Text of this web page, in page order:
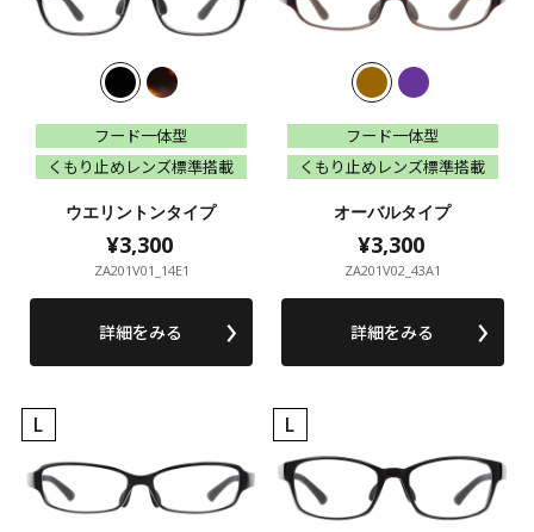
フード一体型
くもり止めレンズ標準搭載
ウエリントンタイプ
¥3,300
ZA201V01_14E1
詳細をみる
フード一体型
くもり止めレンズ標準搭載
¥3,300
フード一体型
くもり止めレンズ標準搭載
オーバルタイプ
¥3,300
ZA201V02_43A1
詳細をみる
フード一体型
くもり止めレンズ標準搭載
¥3,300
L L